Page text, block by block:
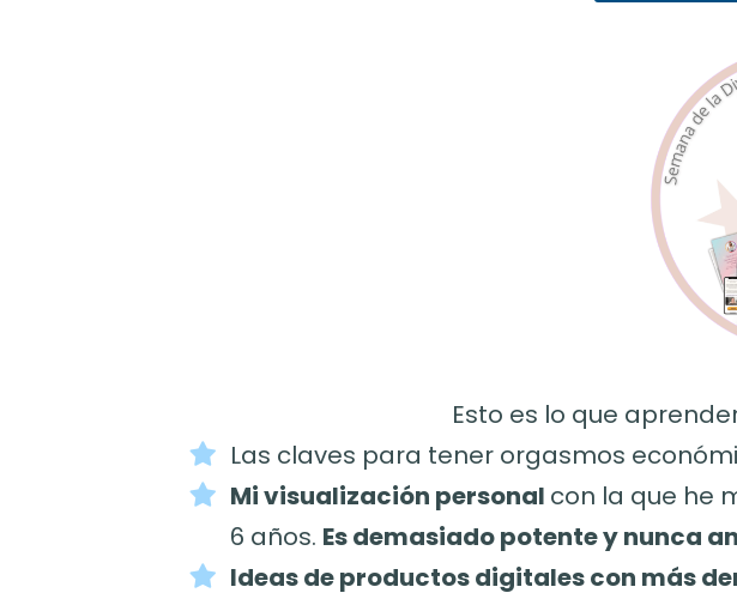
Esto es lo que
Las claves para tener orgasmos
Mi visualización personal con la que he
6 años. Es demasiado potente y nunca
Ideas de productos digitales con más